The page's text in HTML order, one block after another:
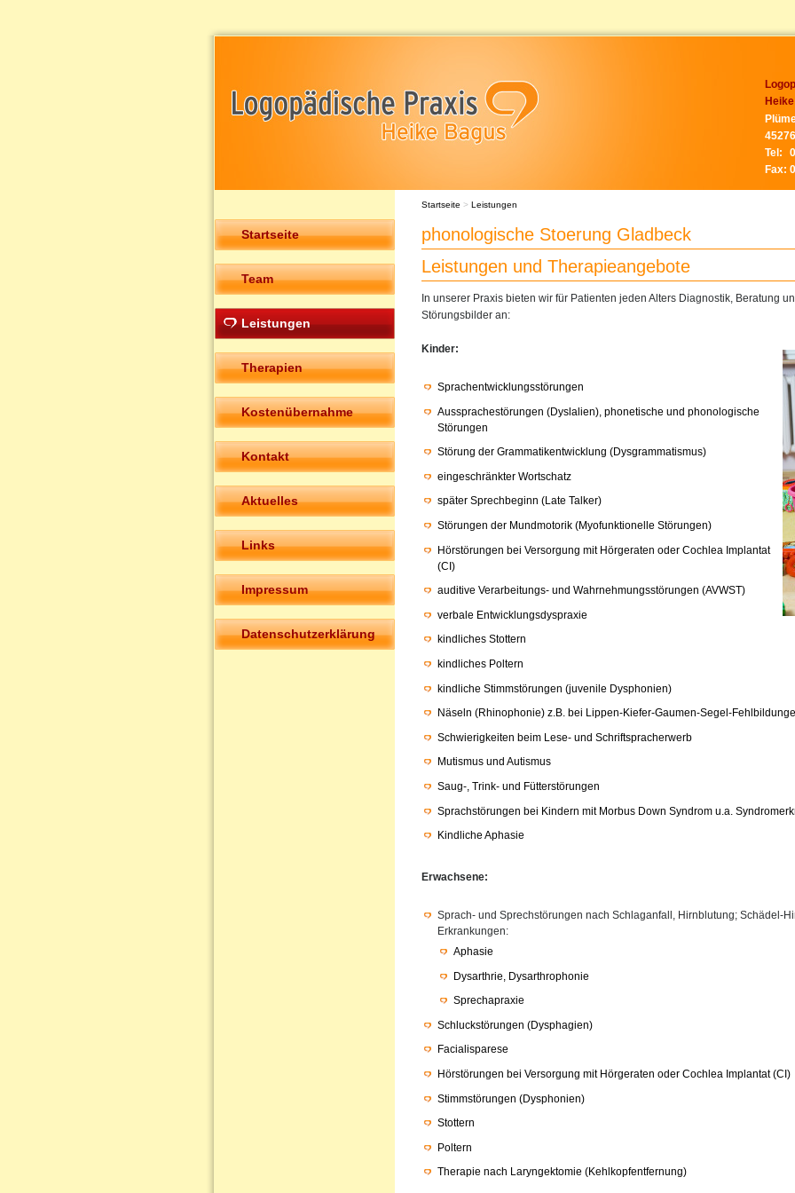
Tel:
Fax:
Startseite
Team
Leistungen
Therapien
Kostenübernahme
Kontakt
Aktuelles
Links
Impressum
Datenschutzerklärung
Startseite > Leistungen
phonologische Stoerung Gladbeck
Leistungen und Therapieangebote
In unserer Praxis bieten wir für Patienten jeden Alters Diagnostik, Beratung
Störungsbilder an:
Kinder:
Sprachentwicklungsstörungen
Aussprachestörungen (Dyslalien), phonetische und phonologische
Störungen
Störung der Grammatikentwicklung (Dysgrammatismus)
eingeschränkter Wortschatz
später Sprechbeginn (Late Talker)
Störungen der Mundmotorik (Myofunktionelle Störungen)
Hörstörungen bei Versorgung mit Hörgeraten oder Cochlea Implantat
(CI)
auditive Verarbeitungs- und Wahrnehmungsstörungen (AVWST)
verbale Entwicklungsdyspraxie
kindliches Stottern
kindliches Poltern
kindliche Stimmstörungen (juvenile Dysphonien)
Näseln (Rhinophonie) z.B. bei Lippen-Kiefer-Gaumen-Segel-
Schwierigkeiten beim Lese- und Schriftspracherwerb
Mutismus und Autismus
Saug-, Trink- und Fütterstörungen
Sprachstörungen bei Kindern mit Morbus Down Syndrom u.a.
Kindliche Aphasie
Erwachsene:
Sprach- und Sprechstörungen nach Schlaganfall, Hirnblutung; Schädel-
Erkrankungen:
Aphasie
Dysarthrie, Dysarthrophonie
Sprechapraxie
Schluckstörungen (Dysphagien)
Facialisparese
Hörstörungen bei Versorgung mit Hörgeraten oder Cochlea Implantat (CI)
Stimmstörungen (Dysphonien)
Stottern
Poltern
Therapie nach Laryngektomie (Kehlkopfentfernung)